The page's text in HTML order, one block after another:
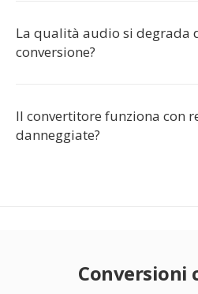
La qualità audio si degrada
conversione?
Il convertitore funziona con
danneggiate?
Conversioni